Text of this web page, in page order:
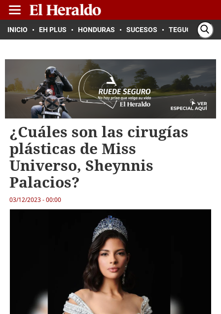
INICIO EH PLUS HONDURAS SUCESOS TEGUCIGALPA
¿Cuáles son las cirugías
plásticas de Miss
Universo, Sheynnis
Palacios?
03/12/2023 - 00:00